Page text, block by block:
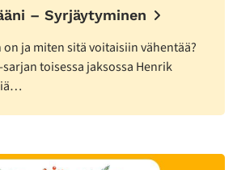
– Syrjäytyminen
ja miten sitä voitaisiin vähentää?
toisessa jaksossa Henrik